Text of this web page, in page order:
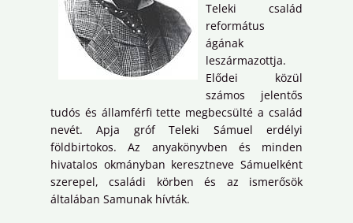
Teleki család
református
ágának
leszármazottja.
Elődei közül
számos jelentős
tudós és államférfi tette megbecsülté a család
nevét. Apja gróf Teleki Sámuel erdélyi
földbirtokos. Az anyakönyvben és minden
hivatalos okmányban keresztneve Sámuelként
szerepel, családi körben és az ismerősök
általában Samunak hívták.